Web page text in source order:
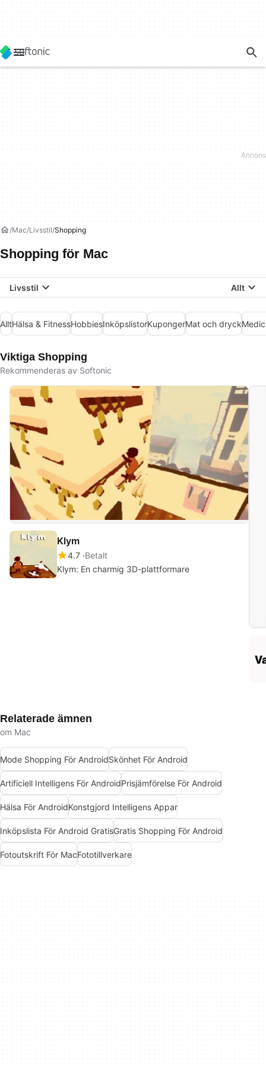
Mac Livsstil Shopping
Shopping för Mac
Livsstil Allt
AlltHälsa & FitnessHobbiesInköpslistorKupongerMat och dryck
Viktiga Shopping
Rekommenderas av Softonic
Klym
4.7 Betalt
Klym: En charmig 3D-plattformare
Relaterade ämnen
om Mac
Mode Shopping För AndroidSkönhet För Android
Artificiell Intelligens För AndroidPrisjämförelse För Android
Hälsa För AndroidKonstgjord Intelligens Appar
Inköpslista För Android GratisGratis Shopping För Android
Fotoutskrift För MacFototillverkare